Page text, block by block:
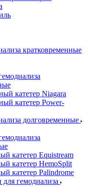
кратковременные
катетер Niagara
катетер Power-
долговременные
катетер Equistream
катетер HemoSplit
катетер Palindrome
гемодиализа